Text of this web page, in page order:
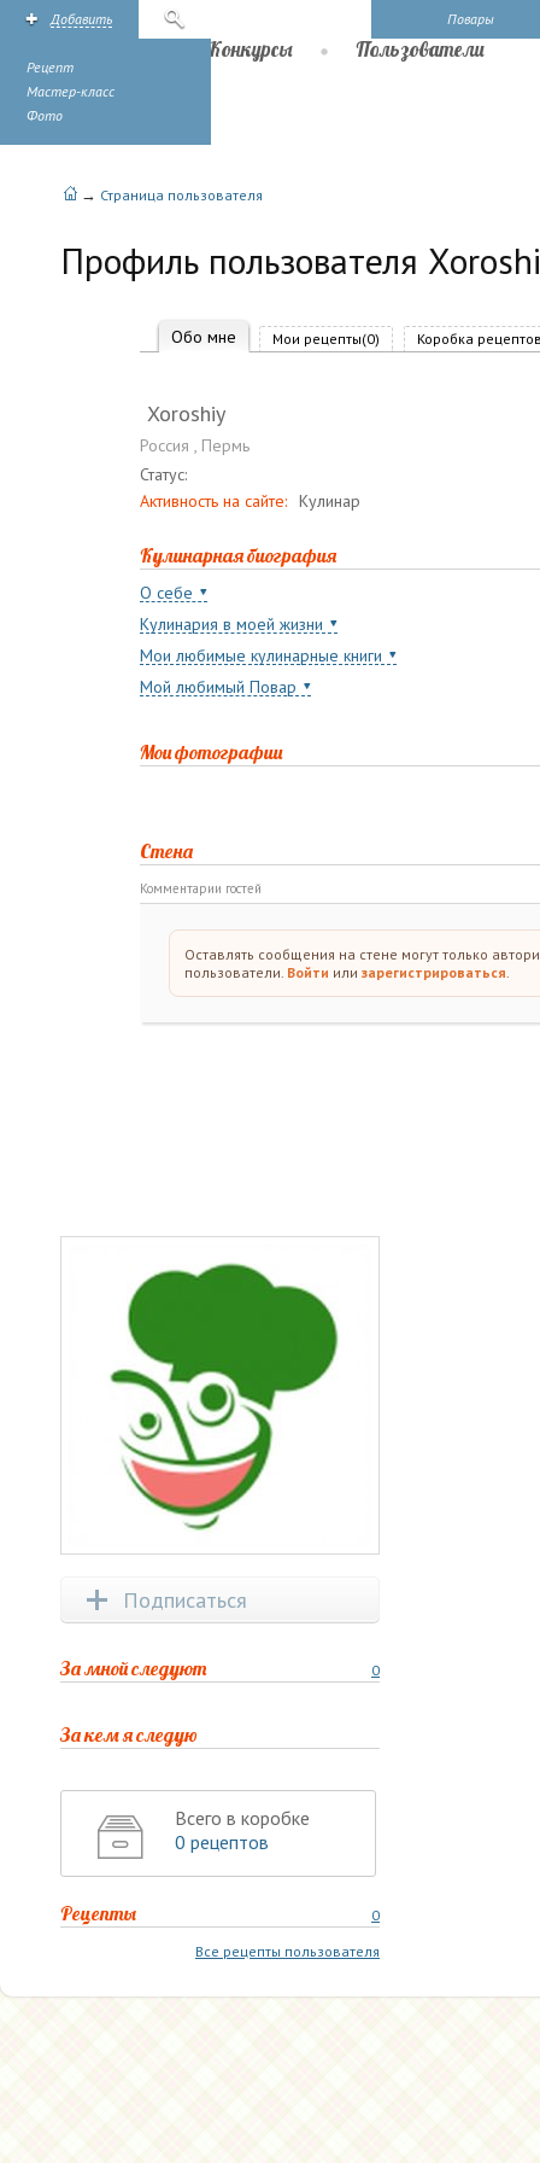
Повары
Добавить
Рецепт
Мастер-класс
Фото
Конкурсы Пользователи
→ Страница пользователя
Профиль пользователя
Обо мне Мои рецепты(0) Коробка
Xoroshiy
Россия , Пермь
Статус:
Активность на сайте: Кулинар
Кулинарная биография
О себе
Кулинария в моей жизни
Мои любимые кулинарные книги
Мой любимый Повар
Мои фотографии
Стена
Комментарии гостей
Оставлять сообщения на стене могут только
пользователи. Войти или зарегистрироваться.
Подписаться
0
За мной следуют
За кем я следую
Всего в коробке
0 рецептов
0
Рецепты
Все рецепты пользователя